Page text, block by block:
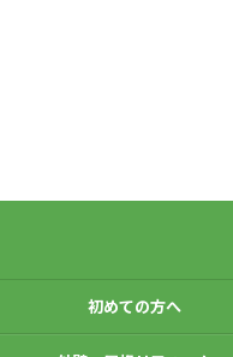
初めての方へ